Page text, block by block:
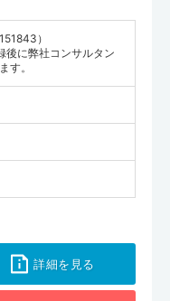
）
後に弊社コンサルタン
す。
詳細を見る